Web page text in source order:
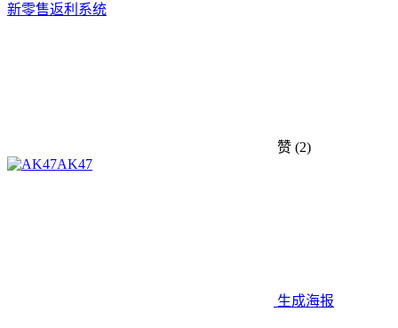
新零售返利系统
赞 (2)
AK47
生成海报